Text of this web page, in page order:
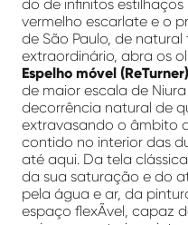
do de infinitos
vermelho escarlate e o
de São Paulo, de
extraordinário, abra os
Espelho móvel (ReTurner)
de maior escala de
decorrência natural de
extravasando o âmbito
contido no interior das
até aqui. Da tela
da sua saturação e do
pela água e ar, da
espaço flexÃ­vel, capaz